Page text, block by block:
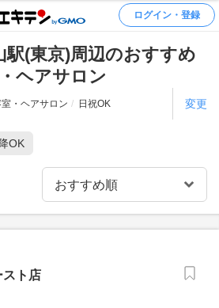
ログイン・登録
駅(東京)周辺のおすすめ
ヘアサロン
・ヘアサロン 日祝OK 変更
OK
スト店